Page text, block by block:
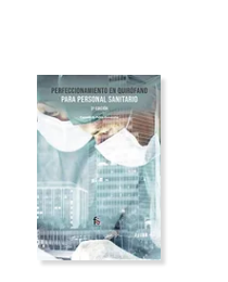
dcto.